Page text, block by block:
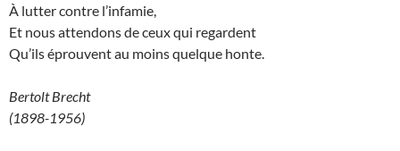
À lutter contre l’infamie,
Et nous attendons de ceux qui regardent
Qu’ils éprouvent au moins quelque honte.
Bertolt Brecht
(1898-1956)